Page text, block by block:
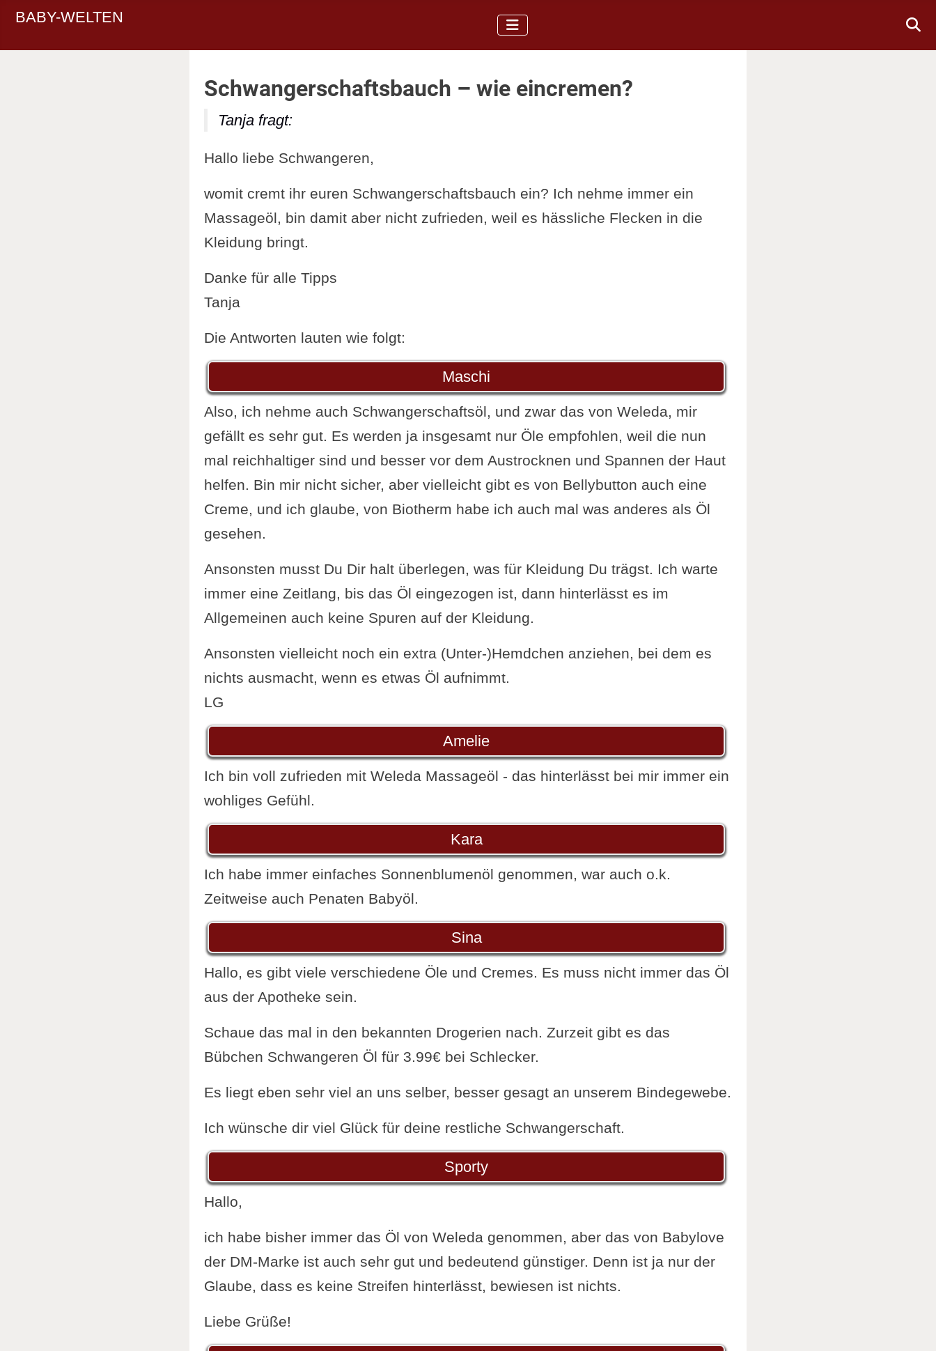
BABY-WELTEN
Schwangerschaftsbauch – wie eincremen?
Tanja fragt:
Hallo liebe Schwangeren,
womit cremt ihr euren Schwangerschaftsbauch ein? Ich nehme immer ein
Massageöl, bin damit aber nicht zufrieden, weil es hässliche Flecken in die
Kleidung bringt.
Danke für alle Tipps
Tanja
Die Antworten lauten wie folgt:
Maschi
Also, ich nehme auch Schwangerschaftsöl, und zwar das von Weleda, mir
gefällt es sehr gut. Es werden ja insgesamt nur Öle empfohlen, weil die nun
mal reichhaltiger sind und besser vor dem Austrocknen und Spannen der Haut
helfen. Bin mir nicht sicher, aber vielleicht gibt es von Bellybutton auch eine
Creme, und ich glaube, von Biotherm habe ich auch mal was anderes als Öl
gesehen.
Ansonsten musst Du Dir halt überlegen, was für Kleidung Du trägst. Ich warte
immer eine Zeitlang, bis das Öl eingezogen ist, dann hinterlässt es im
Allgemeinen auch keine Spuren auf der Kleidung.
Ansonsten vielleicht noch ein extra (Unter-)Hemdchen anziehen, bei dem es
nichts ausmacht, wenn es etwas Öl aufnimmt.
LG
Amelie
Ich bin voll zufrieden mit Weleda Massageöl - das hinterlässt bei mir immer ein
wohliges Gefühl.
Kara
Ich habe immer einfaches Sonnenblumenöl genommen, war auch o.k.
Zeitweise auch Penaten Babyöl.
Sina
Hallo, es gibt viele verschiedene Öle und Cremes. Es muss nicht immer das Öl
aus der Apotheke sein.
Schaue das mal in den bekannten Drogerien nach. Zurzeit gibt es das
Bübchen Schwangeren Öl für 3.99€ bei Schlecker.
Es liegt eben sehr viel an uns selber, besser gesagt an unserem Bindegewebe.
Ich wünsche dir viel Glück für deine restliche Schwangerschaft.
Sporty
Hallo,
ich habe bisher immer das Öl von Weleda genommen, aber das von Babylove
der DM-Marke ist auch sehr gut und bedeutend günstiger. Denn ist ja nur der
Glaube, dass es keine Streifen hinterlässt, bewiesen ist nichts.
Liebe Grüße!